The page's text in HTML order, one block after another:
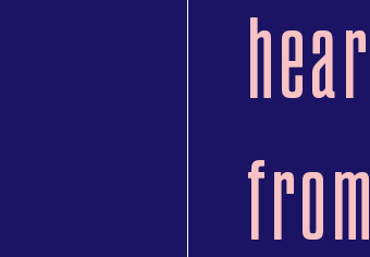
hear
from